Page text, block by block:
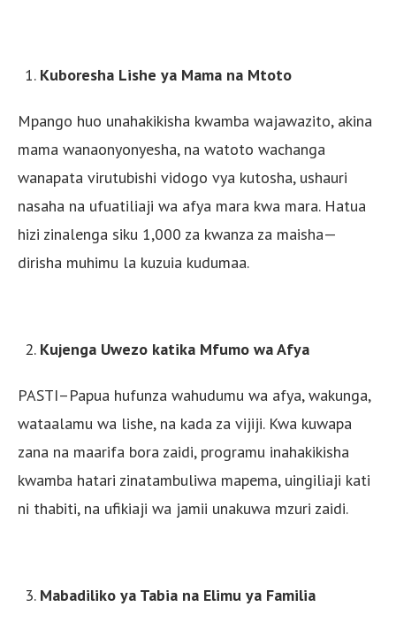
Kuboresha Lishe ya Mama na Mtoto
Mpango huo unahakikisha kwamba wajawazito, akina
mama wanaonyonyesha, na watoto wachanga
wanapata virutubishi vidogo vya kutosha, ushauri
nasaha na ufuatiliaji wa afya mara kwa mara. Hatua
hizi zinalenga siku 1,000 za kwanza za maisha—
dirisha muhimu la kuzuia kudumaa.
Kujenga Uwezo katika Mfumo wa Afya
PASTI–Papua hufunza wahudumu wa afya, wakunga,
wataalamu wa lishe, na kada za vijiji. Kwa kuwapa
zana na maarifa bora zaidi, programu inahakikisha
kwamba hatari zinatambuliwa mapema, uingiliaji kati
ni thabiti, na ufikiaji wa jamii unakuwa mzuri zaidi.
Mabadiliko ya Tabia na Elimu ya Familia